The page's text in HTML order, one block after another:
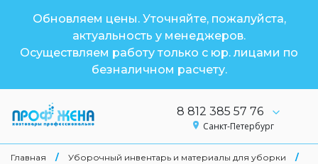
Обновляем цены. Уточняйте, пожалуйста,
актуальность у менеджеров.
Осуществляем работу только с юр. лицами по
безналичном расчету.
8 812 385 57 76
Санкт-Петербург
Главная / Уборочный инвентарь и материалы для уборки
/